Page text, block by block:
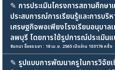
✎ การประเมินโครงการสถานศึกษ
ประสบการณ์การเรียนรู้และการบ
เศรษฐกิจพอเพียงโรงเรียนอนุบาล
ลพบุรี โดยการใช้รูปการณ์ประเมิน
จันทนา อื้อจรรยา : 18 เม.ย. 2565 เปิดอ่าน 103176 ครั้ง
✎ รูปแบบการพัฒนาครูในการวิจัย